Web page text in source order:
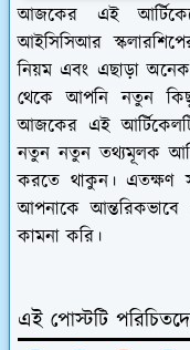
আজকের এই
আইসিসিআর
নিয়ম এবং এছাড়া
থেকে আপনি নতুন
আজকের এই
নতুন নতুন তথ্যমূলক
করতে থাকুন। এতক্ষণ
আপনাকে আন্তরিকভাবে
কামনা করি।
এই পোস্টটি